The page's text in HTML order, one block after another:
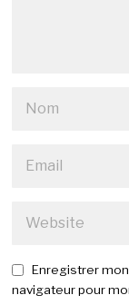
Enregistrer
navigateur pour